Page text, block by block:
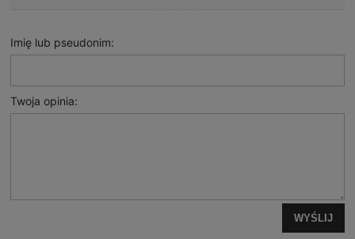
Imię lub pseudonim:
Twoja opinia:
WYŚLIJ